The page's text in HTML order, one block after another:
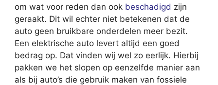
om wat voor reden dan ook beschadigd zijn
geraakt. Dit wil echter niet betekenen dat de
auto geen bruikbare onderdelen meer bezit.
Een elektrische auto levert altijd een goed
bedrag op. Dat vinden wij wel zo eerlijk. Hierbij
pakken we het slopen op eenzelfde manier aan
als bij auto’s die gebruik maken van fossiele